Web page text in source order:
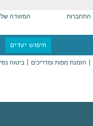
התחברות המזוודה שלי
חיפוש יעדים
הזמנת מפות ומדריכים ביטוח